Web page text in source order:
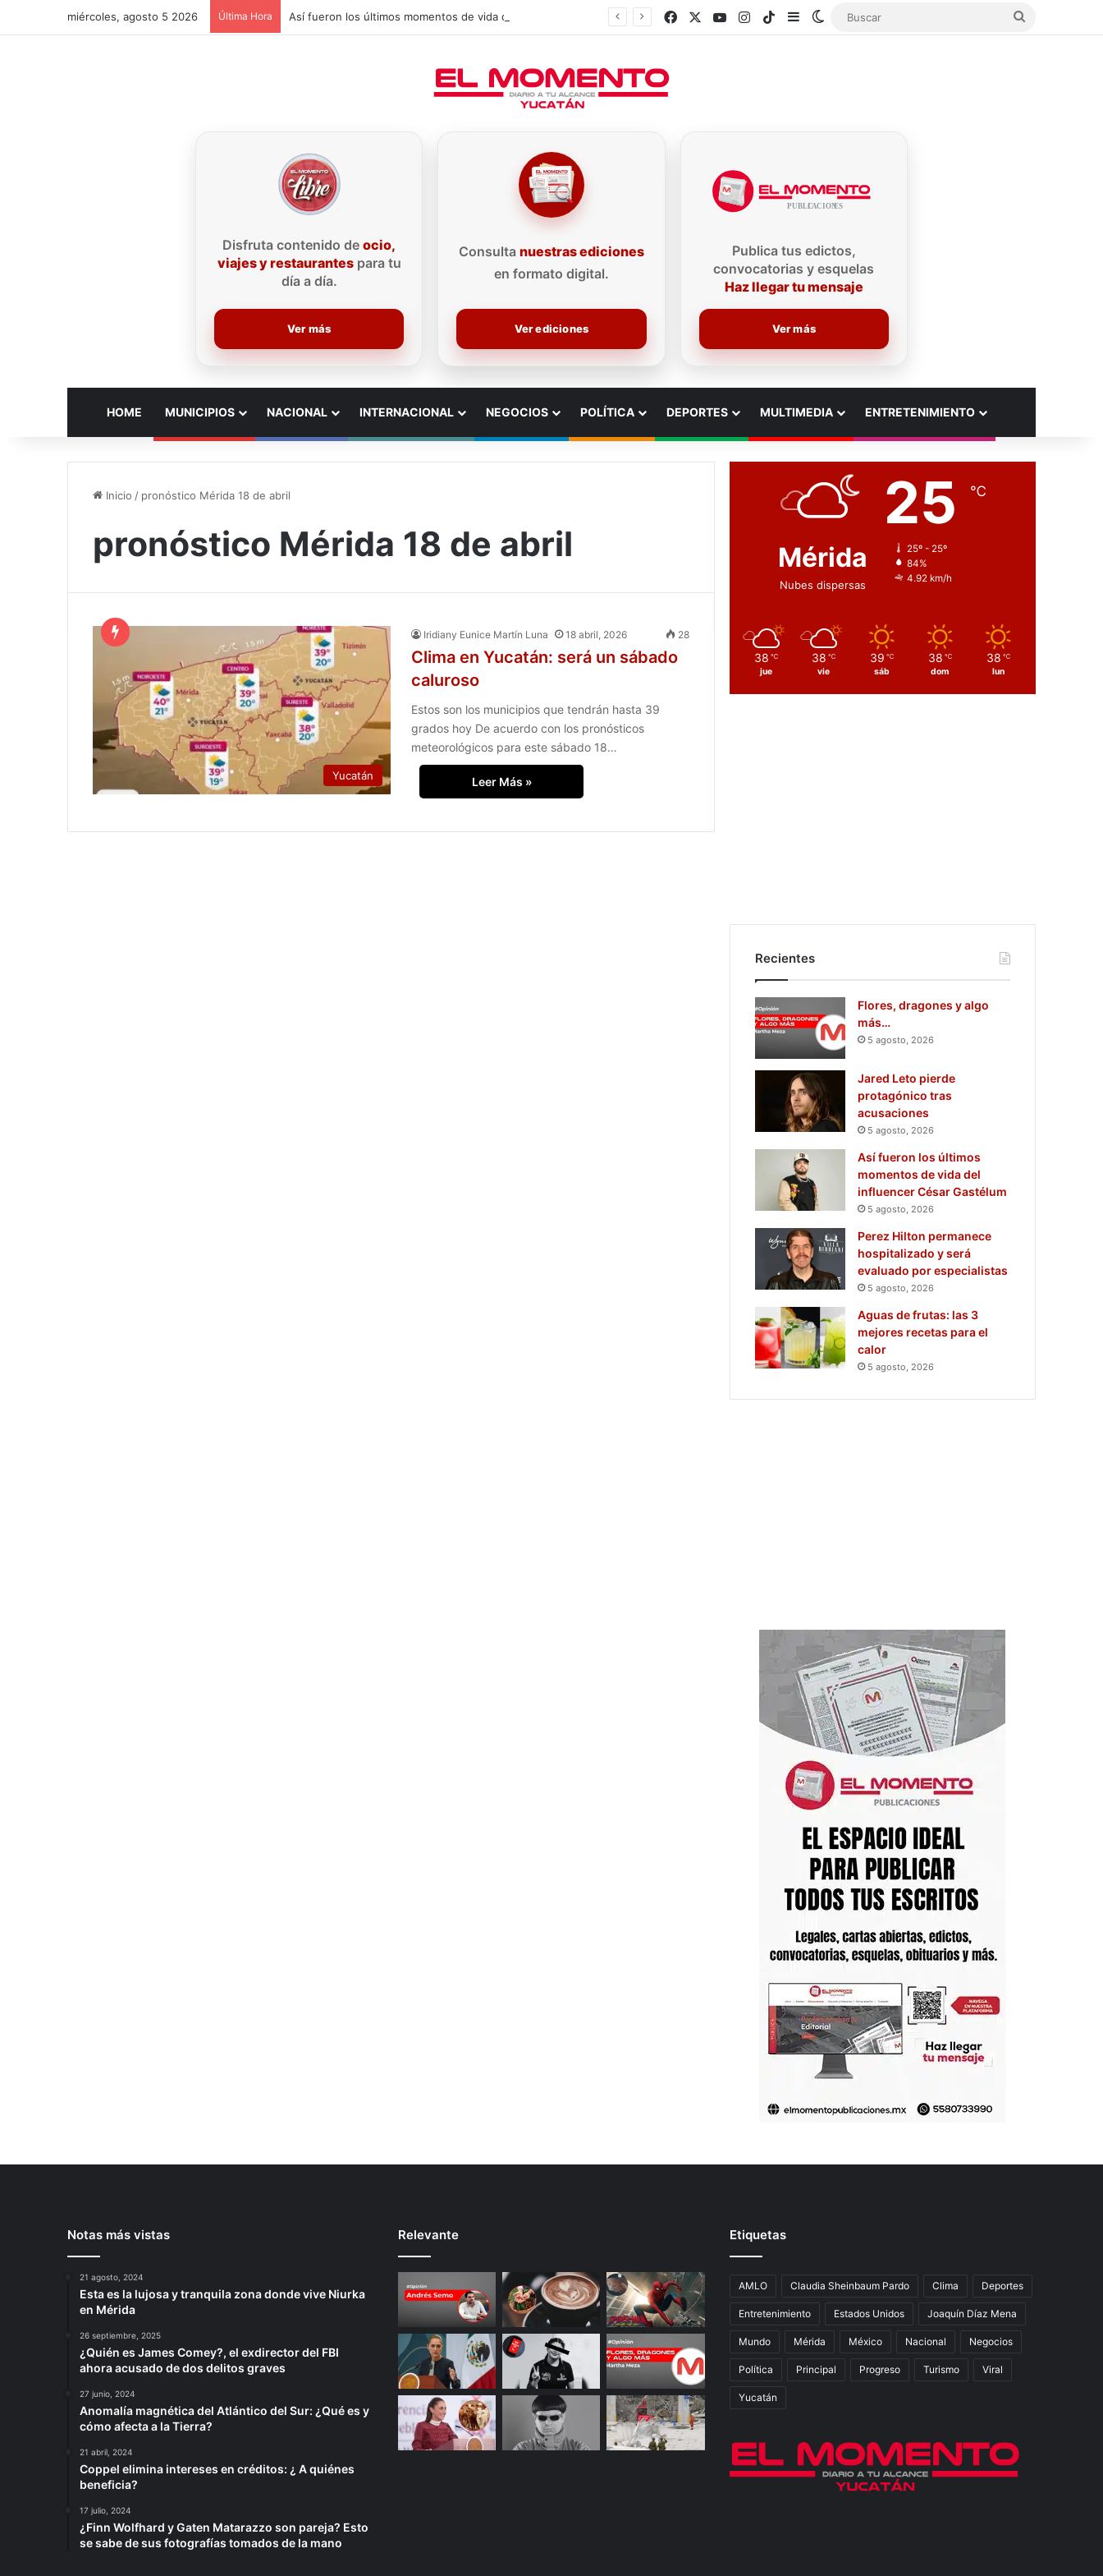
miércoles, agosto 5 2026 Última Hora FacebookYouTubeInstagram
TikTokSidebarSwitch skin Buscar
Disfruta contenido deocio,
viajes y restaurantespara tu
día a día.
Ver más
Consulta nuestras ediciones
en formato digital.
Ver ediciones
Publica tus edictos,
convocatorias y esquelas
Haz llegar tu mensaje
Ver más
HOME MUNICIPIOS NACIONAL INTERNACIONAL NEGOCIOS POLÍTICA DEPORTES MULTIMEDIA ENTRETENIMIENTO
Inicio / pronóstico Mérida 18 de abril
pronóstico Mérida 18 de abril
Yucatán
Iridiany Eunice Martín Luna 18 abril, 2026 28
Clima en Yucatán: será un sábado
caluroso
Estos son los municipios que tendrán hasta 39
grados hoy De acuerdo con los pronósticos
meteorológicos para este sábado 18…
Leer Más »
Mérida
Nubes dispersas
25 ℃
25º - 25º
84%
4.92 km/h
38 ℃
jue
38 ℃
vie
39 ℃
sáb
38 ℃
dom
38 ℃
lun
Recientes
Flores, dragones y algo
más…
5 agosto, 2026
Jared Leto pierde
protagónico tras
acusaciones
5 agosto, 2026
Así fueron los últimos
momentos de vida del
influencer César Gastélum
5 agosto, 2026
Perez Hilton permanece
hospitalizado y será
evaluado por especialistas
5 agosto, 2026
Aguas de frutas: las 3
mejores recetas para el
calor
5 agosto, 2026
Notas más vistas
21 agosto, 2024
Esta es la lujosa y tranquila zona donde vive Niurka
en Mérida
26 septiembre, 2025
¿Quién es James Comey?, el exdirector del FBI
ahora acusado de dos delitos graves
27 junio, 2024
Anomalía magnética del Atlántico del Sur: ¿Qué es y
cómo afecta a la Tierra?
21 abril, 2024
Coppel elimina intereses en créditos: ¿ A quiénes
beneficia?
17 julio, 2024
¿Finn Wolfhard y Gaten Matarazzo son pareja? Esto
se sabe de sus fotografías tomados de la mano
Relevante Etiquetas
AMLO Claudia Sheinbaum Pardo Clima Deportes
Entretenimiento Estados Unidos Joaquín Díaz Mena
Mundo Mérida México Nacional Negocios
Política Principal Progreso Turismo Viral
Yucatán